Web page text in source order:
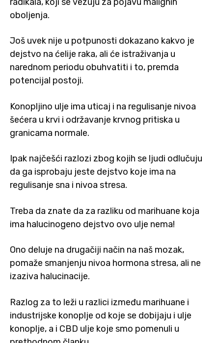
oboljenja.
Još uvek nije u potpunosti dokazano kakvo je
dejstvo na ćelije raka, ali će istraživanja u
narednom periodu obuhvatiti i to, premda
potencijal postoji.
Konopljino ulje ima uticaj i na regulisanje nivoa
šećera u krvi i održavanje krvnog pritiska u
granicama normale.
Ipak najčešći razlozi zbog kojih se ljudi odlučuju
da ga isprobaju jeste dejstvo koje ima na
regulisanje sna i nivoa stresa.
Treba da znate da za razliku od marihuane koja
ima halucinogeno dejstvo ovo ulje nema!
Ono deluje na drugačiji način na naš mozak,
pomaže smanjenju nivoa hormona stresa, ali ne
izaziva halucinacije.
Razlog za to leži u razlici između marihuane i
industrijske konoplje od koje se dobijaju i ulje
konoplje, a i CBD ulje koje smo pomenuli u